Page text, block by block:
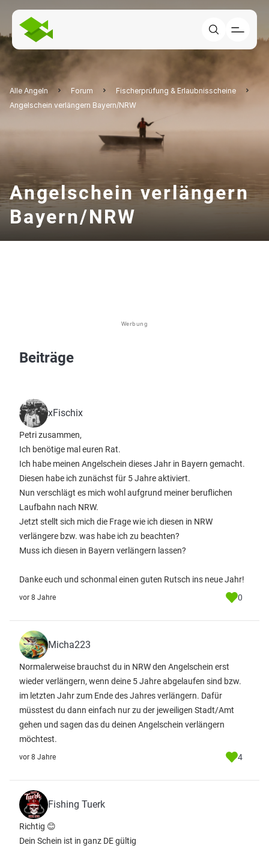
Alle Angeln Forum
Fischerprüfung & Erlaubnisscheine
Angelschein verlängern Bayern/NRW
Angelschein verlängern
Bayern/NRW
Werbung
Beiträge
xFischix
Petri zusammen,
Ich benötige mal euren Rat.
Ich habe meinen Angelschein dieses Jahr in Bayern gemacht.
Diesen habe ich zunächst für 5 Jahre aktiviert.
Nun verschlägt es mich wohl aufgrund meiner beruflichen
Laufbahn nach NRW.
Jetzt stellt sich mich die Frage wie ich diesen in NRW
verlängere bzw. was habe ich zu beachten?
Muss ich diesen in Bayern verlängern lassen?
Danke euch und schonmal einen guten Rutsch ins neue Jahr!
vor 8 Jahre 0
Micha223
Normalerweise brauchst du in NRW den Angelschein erst
wieder verlängern, wenn deine 5 Jahre abgelaufen sind bzw.
im letzten Jahr zum Ende des Jahres verlängern. Dafür
müsstest du dann einfach nur zu der jeweiligen Stadt/Amt
gehen und sagen das du deinen Angelschein verlängern
möchtest.
vor 8 Jahre 4
Fishing Tuerk
Richtig 😊
Dein Schein ist in ganz DE gültig